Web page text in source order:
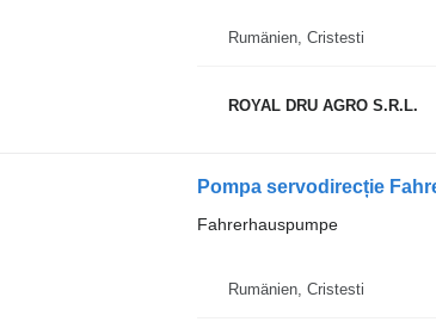
Rumänien, Cristesti
ROYAL DRU AGRO S.R.L.
Fahrerhauspumpe
Rumänien, Cristesti